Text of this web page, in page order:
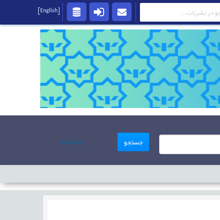
جستجو پیشرفته
[English]